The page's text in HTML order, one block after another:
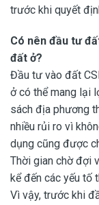
trước khi quyết
Có nên đầu tư
đất ở?
Đầu tư vào đất
ở có thể mang lại
sách địa phương
nhiều rủi ro vì
dụng cũng được
Thời gian chờ đợi
kể đến các yếu tố
Vì vậy, trước khi